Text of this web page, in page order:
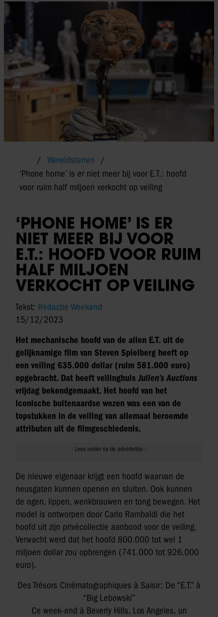
Wereldsterren
‘Phone home’ is er niet meer bij voor E.T.: hoofd
voor ruim half miljoen verkocht op veiling
‘PHONE HOME’ IS ER
NIET MEER BIJ VOOR
E.T.: HOOFD VOOR RUIM
HALF MILJOEN
VERKOCHT OP VEILING
Tekst: Redactie Weekend
15/12/2023
Het mechanische hoofd van de alien E.T. uit de
gelijknamige film van Steven Spielberg heeft op
een veiling 635.000 dollar (ruim 581.000 euro)
opgebracht. Dat heeft veilinghuisJulien’s Auctions
vrijdag bekendgemaakt. Het hoofd van het
iconische buitenaardse wezen was een van de
topstukken in de veiling van allemaal beroemde
attributen uit de filmgeschiedenis.
De nieuwe eigenaar krijgt een hoofd waarvan de
neusgaten kunnen openen en sluiten. Ook kunnen
de ogen, lippen, wenkbrauwen en tong bewegen. Het
model is ontworpen door Carlo Rambaldi die het
hoofd uit zijn privécollectie aanbood voor de veiling.
Verwacht werd dat het hoofd 800.000 tot wel 1
miljoen dollar zou opbrengen (741.000 tot 926.000
euro).
Des Trésors Cinématographiques à Saisir: De “E.T.” à
“Big Lebowski”
Ce week-end à Beverly Hills, Los Angeles, un